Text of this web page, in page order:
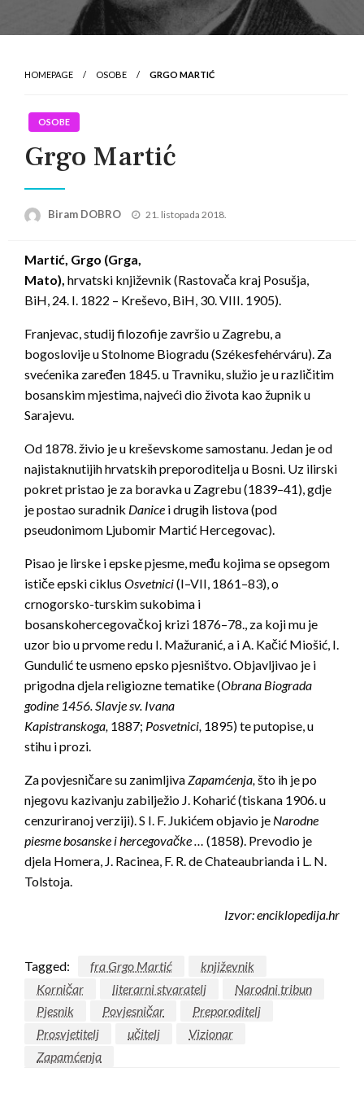
HOMEPAGE OSOBE GRGO MARTIĆ
OSOBE
Grgo Martić
Biram DOBRO
Posted
21. listopada 2018.
Martić, Grgo (Grga,
Mato), hrvatski književnik (Rastovača kraj Posušja,
BiH, 24. I. 1822 – Kreševo, BiH, 30. VIII. 1905).
Franjevac, studij filozofije završio u Zagrebu, a
bogoslovije u Stolnome Biogradu (Székesfehérváru). Za
svećenika zaređen 1845. u Travniku, služio je u različitim
bosanskim mjestima, najveći dio života kao župnik u
Sarajevu.
Od 1878. živio je u kreševskome samostanu. Jedan je od
najistaknutijih hrvatskih preporoditelja u Bosni. Uz ilirski
pokret pristao je za boravka u Zagrebu (1839–41), gdje
je postao suradnik Danice i drugih listova (pod
pseudonimom Ljubomir Martić Hercegovac).
Pisao je lirske i epske pjesme, među kojima se opsegom
ističe epski ciklus Osvetnici(I–VII, 1861–83), o
crnogorsko-turskim sukobima i
bosanskohercegovačkoj krizi 1876–78., za koji mu je
uzor bio u prvome redu I. Mažuranić, a i A. Kačić Miošić, I.
Gundulić te usmeno epsko pjesništvo. Objavljivao je i
prigodna djela religiozne tematike (Obrana Biograda
godine 1456. Slavje sv. Ivana
Kapistranskoga, 1887; Posvetnici, 1895) te putopise, u
stihu i prozi.
Za povjesničare su zanimljiva Zapamćenja, što ih je po
njegovu kazivanju zabilježio J. Koharić (tiskana 1906. u
cenzuriranoj verziji). S I. F. Jukićem objavio je Narodne
piesme bosanske i hercegovačke …
(1858). Prevodio je
djela Homera, J. Racinea, F. R. de Chateaubrianda i L. N.
Tolstoja.
Izvor: enciklopedija.hr
Tagged: fra Grgo Martić
književnik
Korničar
literarni stvaratelj
Narodni tribun
Pjesnik
Povjesničar
Preporoditelj
Prosvjetitelj
učitelj
Vizionar
Zapamćenja